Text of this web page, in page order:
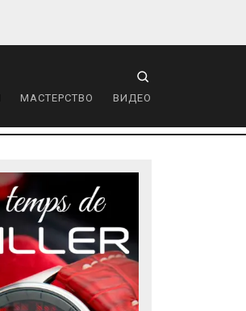
МАСТЕРСТВО ВИДЕО